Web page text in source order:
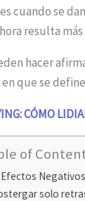
cuando se
resulta
hacer
que se
CÓMO
of
solo